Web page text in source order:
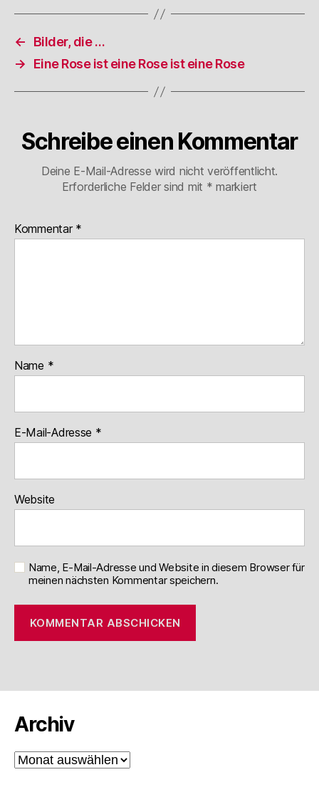
←
Bilder, die …
→
Eine Rose ist eine Rose ist eine Rose
Schreibe einen Kommentar
Deine E-Mail-Adresse wird nicht veröffentlicht.
Erforderliche Felder sind mit * markiert
Kommentar *
Name *
E-Mail-Adresse *
Website
Name, E-Mail-Adresse und Website in diesem Browser für
meinen nächsten Kommentar speichern.
Archiv
Archiv